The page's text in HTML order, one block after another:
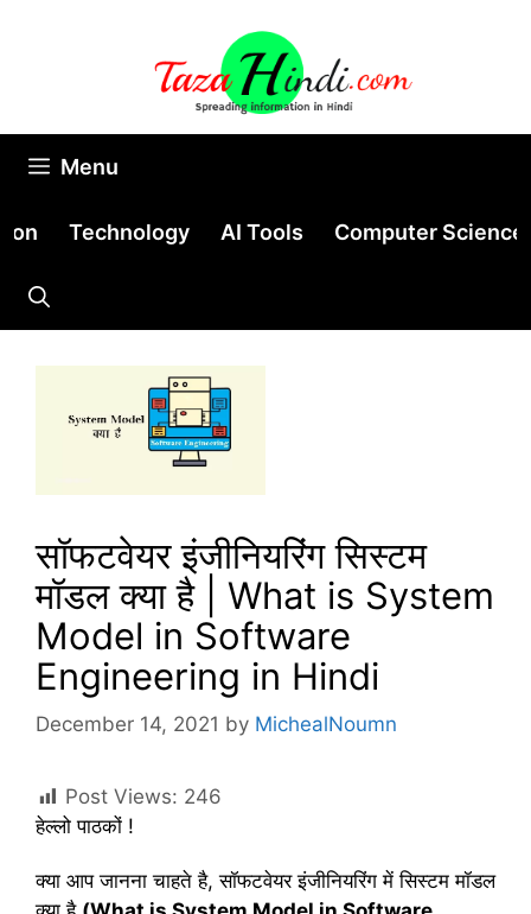
Menu
Technology AI Tools Computer Science
सॉफटवेयर इंजीनियरिंग सिस्टम
मॉडल क्या है | What is System
Model in Software
Engineering in Hindi
December 14, 2021 by MichealNoumn
Post Views: 246
हेल्लो पाठकों !
क्या आप जानना चाहते है, सॉफटवेयर इंजीनियरिंग में सिस्टम मॉडल